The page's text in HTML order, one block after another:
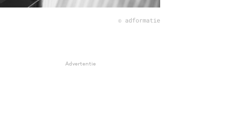
© adformatie
Advertentie